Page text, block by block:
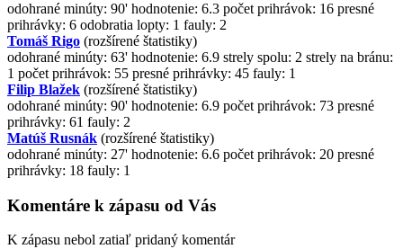
odohrané minúty: 90' hodnotenie: 6.3 počet prihrávok: 16 presné
prihrávky: 6 odobratia lopty: 1 fauly: 2
Tomáš Rigo (rozšírené štatistiky)
odohrané minúty: 63' hodnotenie: 6.9 strely spolu: 2 strely na bránu:
1 počet prihrávok: 55 presné prihrávky: 45 fauly: 1
Filip Blažek (rozšírené štatistiky)
odohrané minúty: 90' hodnotenie: 6.9 počet prihrávok: 73 presné
prihrávky: 61 fauly: 2
Matúš Rusnák (rozšírené štatistiky)
odohrané minúty: 27' hodnotenie: 6.6 počet prihrávok: 20 presné
prihrávky: 18 fauly: 1
Komentáre k zápasu od Vás
K zápasu nebol zatiaľ pridaný komentár